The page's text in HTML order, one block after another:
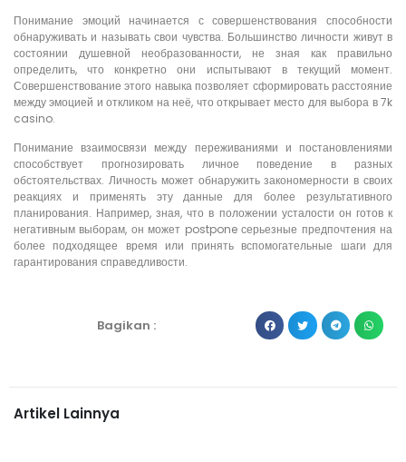
Понимание эмоций начинается с совершенствования способности
обнаруживать и называть свои чувства. Большинство личности живут в
состоянии душевной необразованности, не зная как правильно
определить, что конкретно они испытывают в текущий момент.
Совершенствование этого навыка позволяет сформировать расстояние
между эмоцией и откликом на неё, что открывает место для выбора в 7k
casino.
Понимание взаимосвязи между переживаниями и постановлениями
способствует прогнозировать личное поведение в разных
обстоятельствах. Личность может обнаружить закономерности в своих
реакциях и применять эту данные для более результативного
планирования. Например, зная, что в положении усталости он готов к
негативным выборам, он может postpone серьезные предпочтения на
более подходящее время или принять вспомогательные шаги для
гарантирования справедливости.
Bagikan :
Artikel Lainnya